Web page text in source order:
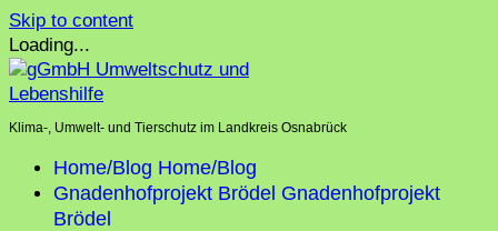
Skip to content
Loading...
Klima-, Umwelt- und Tierschutz im Landkreis Osnabrück
Home/Blog Home/Blog
Gnadenhofprojekt Brödel Gnadenhofprojekt
Brödel